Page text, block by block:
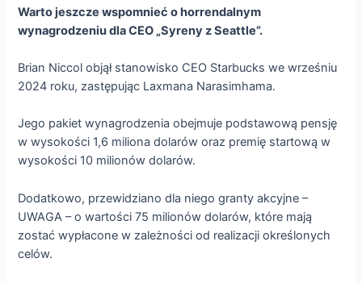
Warto jeszcze wspomnieć o horrendalnym
wynagrodzeniu dla CEO „Syreny z Seattle”.
Brian Niccol objął stanowisko CEO Starbucks we wrześniu
2024 roku, zastępując Laxmana Narasimhama.
Jego pakiet wynagrodzenia obejmuje podstawową pensję
w wysokości 1,6 miliona dolarów oraz premię startową w
wysokości 10 milionów dolarów.
Dodatkowo, przewidziano dla niego granty akcyjne –
UWAGA – o wartości 75 milionów dolarów, które mają
zostać wypłacone w zależności od realizacji określonych
celów.